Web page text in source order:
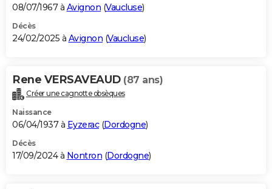
GUIDES D'ACHAT
BONS PLANS
Carte de Noël
Carte Bonne année
Carte Saint-Valentin
Carte Pâques
Carte d'anniversaire
DICTIONNAIRE
Dictionnaire
Biographies
Citations
Expressions
Proverbes
PROGRAMME TV
S'inscrire
Se connecter
Lycées
Collèges
Primaires
Universités
Entreprises
Service militaire
Avis de recherche
AVIS DE DÉCÈS
08/07/1967 à Avignon (Vaucluse)
Décès
24/02/2025 à Avignon (Vaucluse)
Rene VERSAVEAUD (87 ans)
Créer une cagnotte obsèques
Naissance
06/04/1937 à Eyzerac(Dordogne)
Décès
17/09/2024 à Nontron (Dordogne)